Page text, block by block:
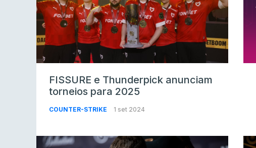
FISSURE e Thunderpick anunciam
torneios para 2025
COUNTER-STRIKE 1 set 2024